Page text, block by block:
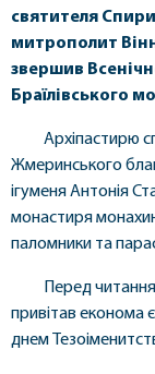
святителя
митрополит
звершив
Браїлівського
Архіпастирю
Жмеринського
ігуменя Антонія
монастиря
паломники та
Перед
привітав економа
днем